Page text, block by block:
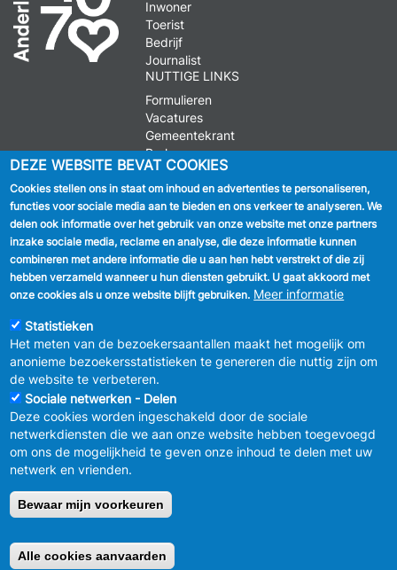
Inwoner
Toerist
Bedrijf
Journalist
NUTTIGE LINKS
Formulieren
Vacatures
Gemeentekrant
Parkeren
VOLG ONS
Facebook
Linkedin
Instagram
MENU
FOOTER
LEGAL
Vertrouwelijkheid
Verbeteringsplan
van de sociale netwerken
1070-Brussel -
DEZE WEBSITE BEVAT COOKIES
Cookies stellen ons in staat om inhoud en advertenties te personaliseren,
functies voor sociale media aan te bieden en ons verkeer te analyseren. We
delen ook informatie over het gebruik van onze website met onze partners
inzake sociale media, reclame en analyse, die deze informatie kunnen
combineren met andere informatie die u aan hen hebt verstrekt of die zij
hebben verzameld wanneer u hun diensten gebruikt. U gaat akkoord met
onze cookies als u onze website blijft gebruiken. Meer informatie
Statistieken
Het meten van de bezoekersaantallen maakt het mogelijk om
anonieme bezoekersstatistieken te genereren die nuttig zijn om
de website te verbeteren.
Sociale netwerken - Delen
Deze cookies worden ingeschakeld door de sociale
netwerkdiensten die we aan onze website hebben toegevoegd
om ons de mogelijkheid te geven onze inhoud te delen met uw
netwerk en vrienden.
Bewaar mijn voorkeuren
Alle cookies aanvaarden